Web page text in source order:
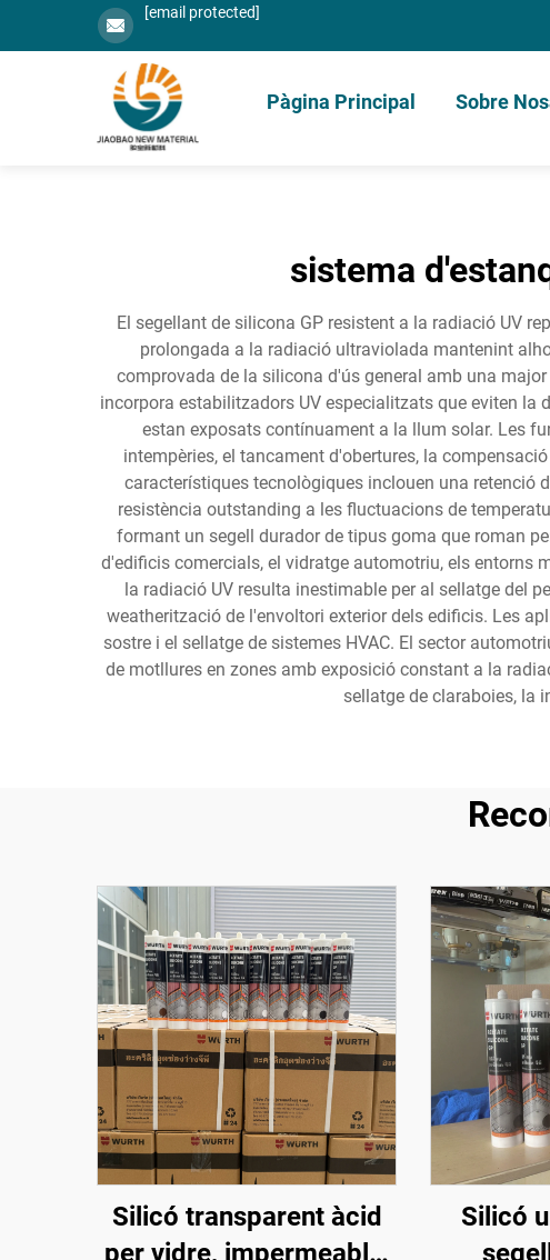
[email protected]
Pàgina Principal Sobre
sistema
El segellant de silicona GP resistent a la radiació UV
prolongada a la radiació ultraviolada mantenint
comprovada de la silicona d'ús general amb una
incorpora estabilitzadors UV especialitzats que eviten
estan exposats contínuament a la llum solar. Les
intempèries, el tancament d'obertures, la
característiques tecnològiques inclouen una retenció
resistència outstanding a les fluctuacions de
formant un segell durador de tipus goma que roman
d'edificis comercials, el vidratge automotriu, els entorns
la radiació UV resulta inestimable per al sellatge del
weatherització de l'envoltori exterior dels edificis. Les
sostre i el sellatge de sistemes HVAC. El sector
de motllures en zones amb exposició constant a la
sellatge de claraboies, la
Silicó transparent àcid
per vidre, impermeable,
Silicó